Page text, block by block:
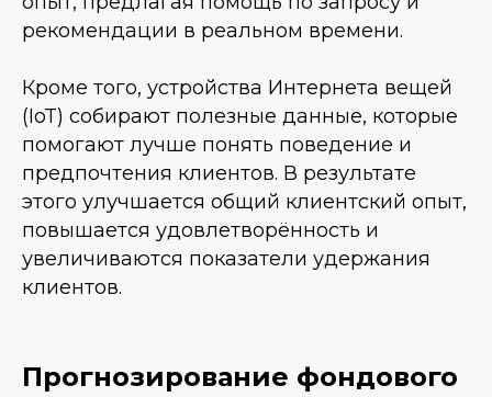
рекомендации в реальном времени.
Кроме того, устройства Интернета вещей
(IoT) собирают полезные данные, которые
помогают лучше понять поведение и
предпочтения клиентов. В результате
этого улучшается общий клиентский опыт,
повышается удовлетворённость и
увеличиваются показатели удержания
клиентов.
Прогнозирование фондового